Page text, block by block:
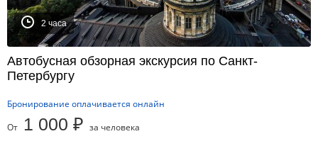
2 часа
Автобусная обзорная экскурсия по Санкт-
Петербургу
Бронирование оплачивается онлайн
От 1 000 ₽ за человека